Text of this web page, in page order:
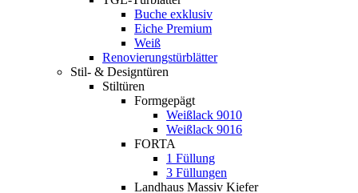
Buche exklusiv
Eiche Premium
Weiß
Renovierungstürblätter
Stil- & Designtüren
Stiltüren
Formgepägt
Weißlack 9010
Weißlack 9016
FORTA
1 Füllung
3 Füllungen
Landhaus Massiv Kiefer